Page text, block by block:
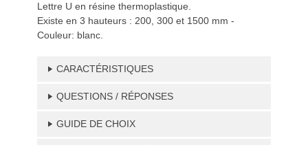
Lettre U en résine thermoplastique.
Existe en 3 hauteurs : 200, 300 et 1500 mm -
Couleur: blanc.
CARACTÉRISTIQUES
QUESTIONS / RÉPONSES
GUIDE DE CHOIX